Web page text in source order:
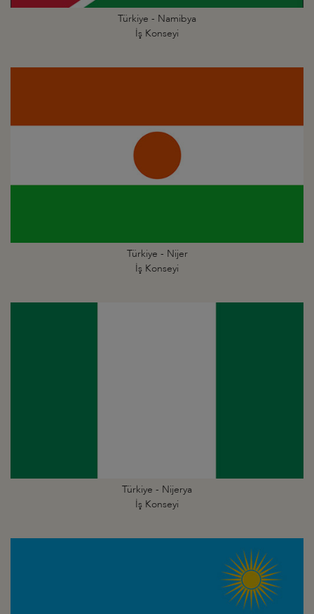
Türkiye - Namibya
İş Konseyi
Türkiye - Nijer
İş Konseyi
Türkiye - Nijerya
İş Konseyi